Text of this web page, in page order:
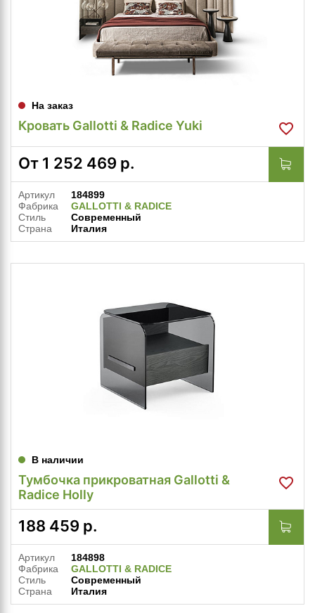
На заказ
Кровать Gallotti & Radice Yuki
От 1 252 469 р.
Артикул
184899
Фабрика
GALLOTTI & RADICE
Стиль
Современный
Страна
Италия
В наличии
Тумбочка прикроватная Gallotti &
Radice Holly
188 459 р.
Артикул
184898
Фабрика
GALLOTTI & RADICE
Стиль
Современный
Страна
Италия